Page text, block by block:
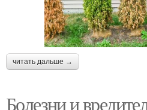
читать дальше →
Болезни и